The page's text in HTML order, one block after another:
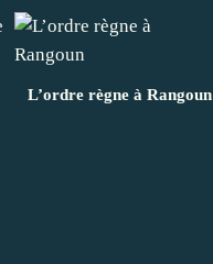
L’ordre règne à Rangoun